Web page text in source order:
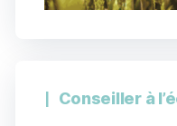
Conseiller à